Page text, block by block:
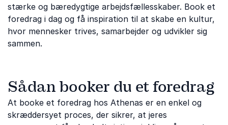
stærke og bæredygtige arbejdsfællesskaber. Book et
foredrag i dag og få inspiration til at skabe en kultur,
hvor mennesker trives, samarbejder og udvikler sig
sammen.
Sådan booker du et foredrag
At booke et foredrag hos Athenas er en enkel og
skræddersyet proces, der sikrer, at jeres